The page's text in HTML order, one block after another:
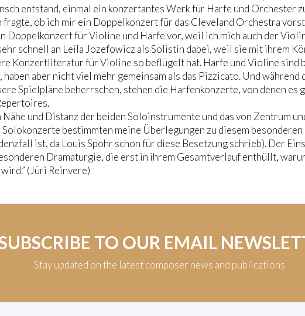
entstand, einmal ein konzertantes Werk für Harfe und Orchester
ob ich mir ein Doppelkonzert für das Cleveland Orchestra
Doppelkonzert für Violine und Harfe vor, weil ich mich auch der
schnell an Leila Jozefowicz als Solistin dabei, weil sie mit ihrem
Konzertliteratur für Violine so beflügelt hat. Harfe und Violine sind
aber nicht viel mehr gemeinsam als das Pizzicato. Und während
Spielpläne beherrschen, stehen die Harfenkonzerte, von denen es
Nähe und Distanz der beiden Soloinstrumente und das von Zentrum
Solokonzerte bestimmten meine Überlegungen zu diesem
ist, da Louis Spohr schon für diese Besetzung schrieb). Der
Dramaturgie, die erst in ihrem Gesamtverlauf enthüllt,
(Jüri Reinvere)
TO OUR EMAIL
Stay updated on the latest composer news and publications